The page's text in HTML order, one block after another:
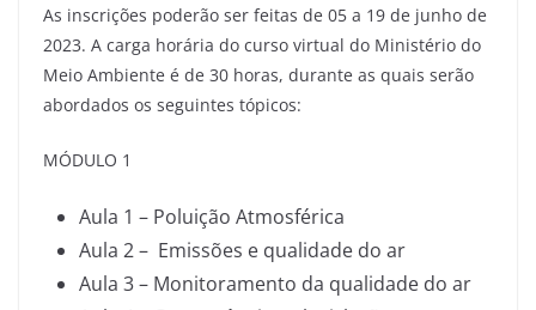
As inscrições poderão ser feitas de 05 a 19 de junho de
2023. A carga horária do curso virtual do Ministério do
Meio Ambiente é de 30 horas, durante as quais serão
abordados os seguintes tópicos:
MÓDULO 1
Aula 1 – Poluição Atmosférica
Aula 2 – Emissões e qualidade do ar
Aula 3 – Monitoramento da qualidade do ar